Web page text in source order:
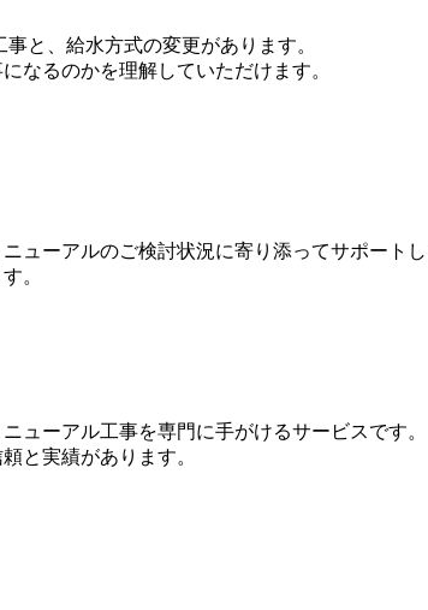
と、給水方式の変更があります。
なるのかを理解していただけます。
ューアルのご検討状況に寄り添ってサポート
。
ューアル工事を専門に手がけるサービスです。
と実績があります。